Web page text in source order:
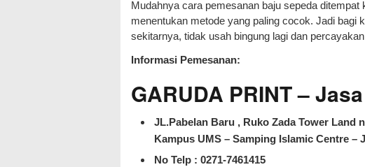
Mudahnya cara pemesanan baju sepeda
menentukan metode yang paling cocok. Jadi bagi
sekitarnya, tidak usah bingung lagi dan
Informasi Pemesanan:
GARUDA PRINT –
JL.Pabelan Baru , Ruko Zada Tower Land
Kampus UMS – Samping Islamic Centre –
No Telp : 0271-7461415